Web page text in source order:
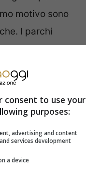
motivo sono
I parchi
e trattamenti
salute.
al Castello
di Napoli.
consent to use your
purposes:
advertising and content
services development
a device